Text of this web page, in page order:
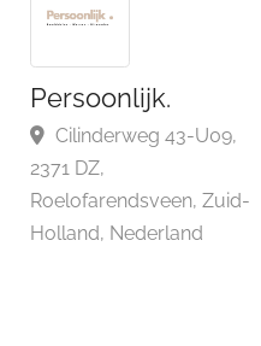
Persoonlijk.
Cilinderweg 43-U09,
2371 DZ,
Roelofarendsveen, Zuid-